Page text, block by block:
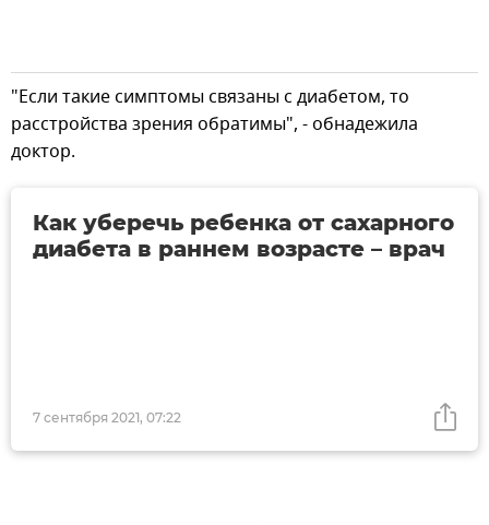
"Если такие симптомы связаны с диабетом, то
расстройства зрения обратимы", - обнадежила
доктор.
7 сентября 2021, 07:22
Как уберечь ребенка от сахарного
диабета в раннем возрасте – врач